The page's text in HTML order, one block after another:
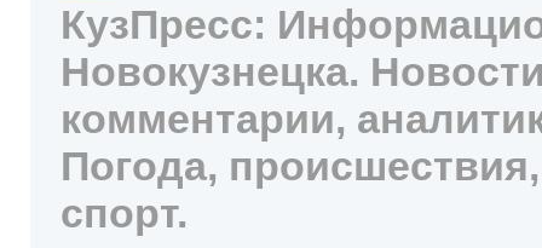
КузПресс:
Новокузнецка.
комментарии,
Погода,
спорт.